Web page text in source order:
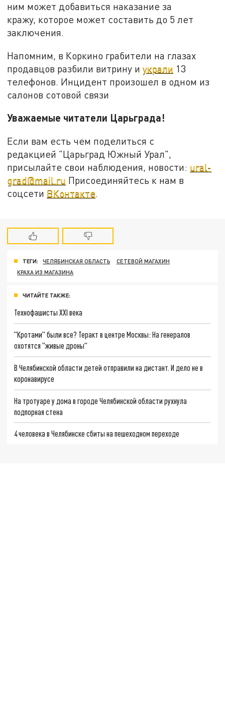
ним может добавиться наказание за
кражу, которое может составить до 5 лет
заключения.
Напомним, в Коркино грабители на глазах
продавцов разбили витрину иукрали 13
телефонов. Инцидент произошел в одном из
салонов сотовой связи
Уважаемые читатели Царьграда!
Если вам есть чем поделиться с
редакцией "Царьград Южный Урал",
присылайте свои наблюдения, новости: ural-
grad@mail.ru Присоединяйтесь к нам в
соцсети ВКонтакте.
ТЕГИ: ЧЕЛЯБИНСКАЯ ОБЛАСТЬ
СЕТЕВОЙ МАГАХИН
КРАХА ИЗ МАГАЗИНА
ЧИТАЙТЕ ТАКЖЕ:
Технофашисты XXI века
"Кротами" были все? Теракт в центре Москвы: На генералов
охотятся "живые дроны"
В Челябинской области детей отправили на дистант. И дело не в
коронавирусе
На тротуаре у дома в городе Челябинской области рухнула
подпорная стена
4 человека в Челябинске сбиты на пешеходном переходе